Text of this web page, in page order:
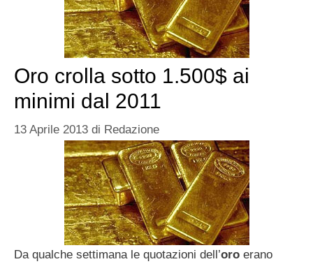
Oro crolla sotto 1.500$ ai
minimi dal 2011
13 Aprile 2013 di Redazione
Da qualche settimana le quotazioni dell’oro erano